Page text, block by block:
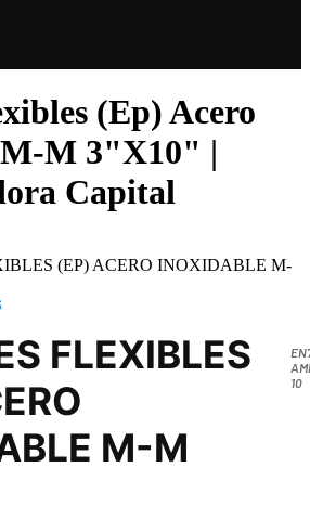
(Ep) Acero
M 3"X10" |
Capital
(EP) ACERO INOXIDABLE M-
FLEXIBLES
M-M
10